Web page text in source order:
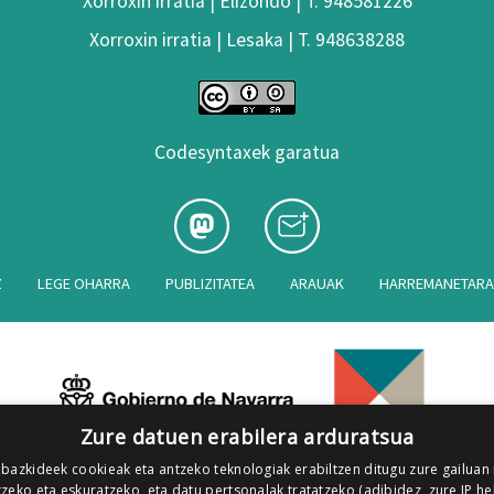
Xorroxin irratia | Lesaka | T. 948638288
Codesyntaxek garatua
LEGE OHARRA PUBLIZITATEA ARAUAK
Zure datuen erabilera arduratsua
cookieak eta antzeko teknologiak erabiltzen ditugu zure
eta eskuratzeko, eta datu pertsonalak tratatzeko (adibidez, zure IP